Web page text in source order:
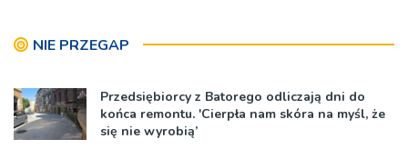
NIE PRZEGAP
Przedsiębiorcy z Batorego odliczają dni do
końca remontu. 'Cierpła nam skóra na myśl, że
się nie wyrobią’